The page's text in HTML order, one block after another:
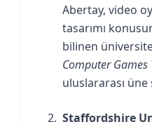
Abertay, video
tasarımı
bilinen
Computer Games
uluslararası üne
Staffordshire